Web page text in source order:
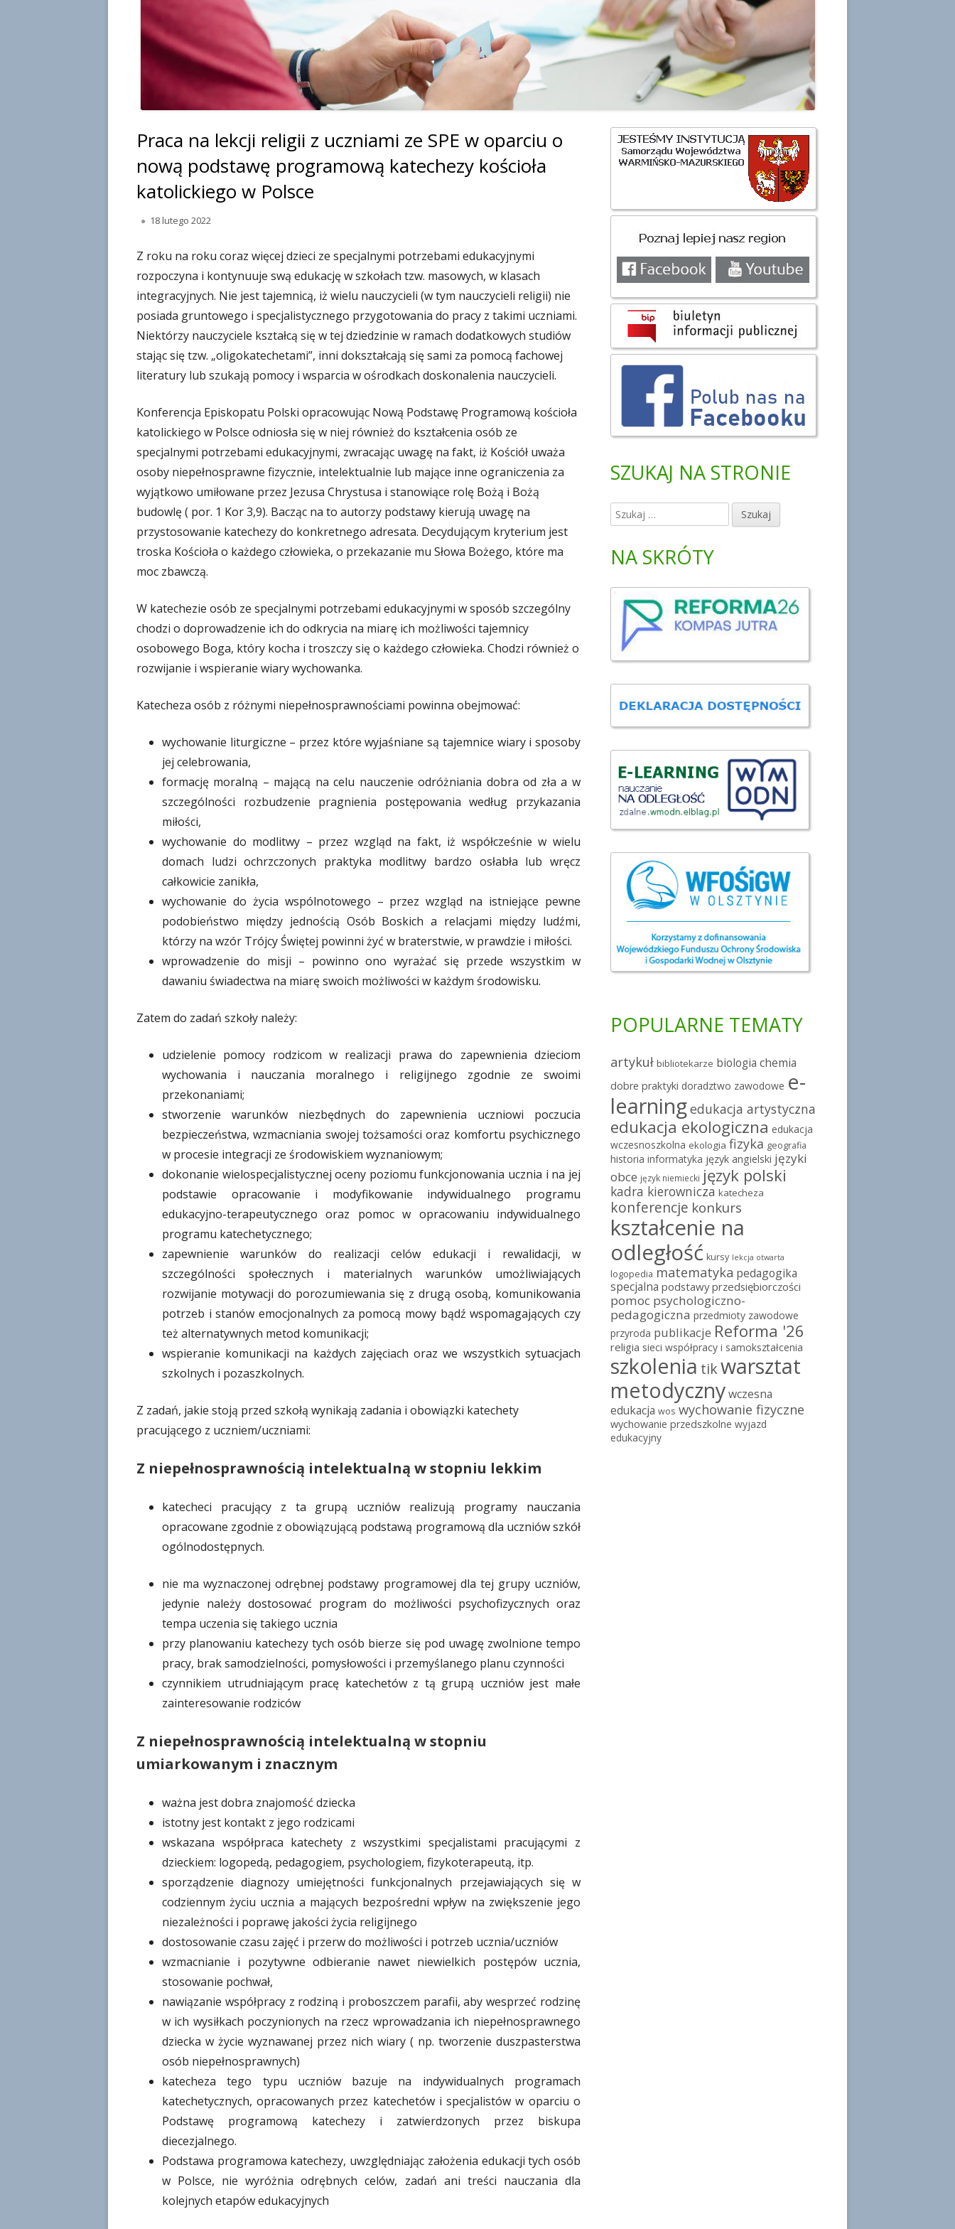
OCHRONA DANYCH OSOBOWYCH
Praca na lekcji religii z uczniami ze SPE w oparciu o
nową podstawę programową katechezy kościoła
katolickiego w Polsce
O
u
i
k
o
w
a
n
18 lutego 2022
Z roku na roku coraz więcej dzieci ze specjalnymi potrzebami edukacyjnymi
rozpoczyna i kontynuuje swą edukację w szkołach tzw. masowych, w klasach
integracyjnych. Nie jest tajemnicą, iż wielu nauczycieli (w tym nauczycieli religii) nie
posiada gruntowego i specjalistycznego przygotowania do pracy z takimi uczniami.
Niektórzy nauczyciele kształcą się w tej dziedzinie w ramach dodatkowych studiów
stając się tzw. „oligokatechetami”, inni dokształcają się sami za pomocą fachowej
literatury lub szukają pomocy i wsparcia w ośrodkach doskonalenia nauczycieli.
Konferencja Episkopatu Polski opracowując Nową Podstawę Programową kościoła
katolickiego w Polsce odniosła się w niej również do kształcenia osób ze
specjalnymi potrzebami edukacyjnymi, zwracając uwagę na fakt, iż Kościół uważa
osoby niepełnosprawne fizycznie, intelektualnie lub mające inne ograniczenia za
wyjątkowo umiłowane przez Jezusa Chrystusa i stanowiące rolę Bożą i Bożą
budowlę ( por. 1 Kor 3,9). Bacząc na to autorzy podstawy kierują uwagę na
przystosowanie katechezy do konkretnego adresata. Decydującym kryterium jest
troska Kościoła o każdego człowieka, o przekazanie mu Słowa Bożego, które ma
moc zbawczą.
W katechezie osób ze specjalnymi potrzebami edukacyjnymi w sposób szczególny
chodzi o doprowadzenie ich do odkrycia na miarę ich możliwości tajemnicy
osobowego Boga, który kocha i troszczy się o każdego człowieka. Chodzi również o
rozwijanie i wspieranie wiary wychowanka.
Katecheza osób z różnymi niepełnosprawnościami powinna obejmować:
wychowanie liturgiczne – przez które wyjaśniane są tajemnice wiary i sposoby
jej celebrowania,
formację moralną – mającą na celu nauczenie odróżniania dobra od zła a w
szczególności rozbudzenie pragnienia postępowania według przykazania
miłości,
wychowanie do modlitwy – przez wzgląd na fakt, iż współcześnie w wielu
domach ludzi ochrzczonych praktyka modlitwy bardzo osłabła lub wręcz
całkowicie zanikła,
wychowanie do życia wspólnotowego – przez wzgląd na istniejące pewne
podobieństwo między jednością Osób Boskich a relacjami między ludźmi,
którzy na wzór Trójcy Świętej powinni żyć w braterstwie, w prawdzie i miłości.
wprowadzenie do misji – powinno ono wyrażać się przede wszystkim w
dawaniu świadectwa na miarę swoich możliwości w każdym środowisku.
Zatem do zadań szkoły należy:
udzielenie pomocy rodzicom w realizacji prawa do zapewnienia dzieciom
wychowania i nauczania moralnego i religijnego zgodnie ze swoimi
przekonaniami;
stworzenie warunków niezbędnych do zapewnienia uczniowi poczucia
bezpieczeństwa, wzmacniania swojej tożsamości oraz komfortu psychicznego
w procesie integracji ze środowiskiem wyznaniowym;
dokonanie wielospecjalistycznej oceny poziomu funkcjonowania ucznia i na jej
podstawie opracowanie i modyfikowanie indywidualnego programu
edukacyjno-terapeutycznego oraz pomoc w opracowaniu indywidualnego
programu katechetycznego;
zapewnienie warunków do realizacji celów edukacji i rewalidacji, w
szczególności społecznych i materialnych warunków umożliwiających
rozwijanie motywacji do porozumiewania się z drugą osobą, komunikowania
potrzeb i stanów emocjonalnych za pomocą mowy bądź wspomagających czy
też alternatywnych metod komunikacji;
wspieranie komunikacji na każdych zajęciach oraz we wszystkich sytuacjach
szkolnych i pozaszkolnych.
Z zadań, jakie stoją przed szkołą wynikają zadania i obowiązki katechety
pracującego z uczniem/uczniami:
Z niepełnosprawnością intelektualną w stopniu lekkim
katecheci pracujący z ta grupą uczniów realizują programy nauczania
opracowane zgodnie z obowiązującą podstawą programową dla uczniów szkół
ogólnodostępnych.
nie ma wyznaczonej odrębnej podstawy programowej dla tej grupy uczniów,
jedynie należy dostosować program do możliwości psychofizycznych oraz
tempa uczenia się takiego ucznia
przy planowaniu katechezy tych osób bierze się pod uwagę zwolnione tempo
pracy, brak samodzielności, pomysłowości i przemyślanego planu czynności
czynnikiem utrudniającym pracę katechetów z tą grupą uczniów jest małe
zainteresowanie rodziców
Z niepełnosprawnością intelektualną w stopniu
umiarkowanym i znacznym
ważna jest dobra znajomość dziecka
istotny jest kontakt z jego rodzicami
wskazana współpraca katechety z wszystkimi specjalistami pracującymi z
dzieckiem: logopedą, pedagogiem, psychologiem, fizykoterapeutą, itp.
sporządzenie diagnozy umiejętności funkcjonalnych przejawiających się w
codziennym życiu ucznia a mających bezpośredni wpływ na zwiększenie jego
niezależności i poprawę jakości życia religijnego
dostosowanie czasu zajęć i przerw do możliwości i potrzeb ucznia/uczniów
wzmacnianie i pozytywne odbieranie nawet niewielkich postępów ucznia,
stosowanie pochwał,
nawiązanie współpracy z rodziną i proboszczem parafii, aby wesprzeć rodzinę
w ich wysiłkach poczynionych na rzecz wprowadzania ich niepełnosprawnego
dziecka w życie wyznawanej przez nich wiary ( np. tworzenie duszpasterstwa
osób niepełnosprawnych)
katecheza tego typu uczniów bazuje na indywidualnych programach
katechetycznych, opracowanych przez katechetów i specjalistów w oparciu o
Podstawę programową katechezy i zatwierdzonych przez biskupa
diecezjalnego.
Podstawa programowa katechezy, uwzględniając założenia edukacji tych osób
w Polsce, nie wyróżnia odrębnych celów, zadań ani treści nauczania dla
kolejnych etapów edukacyjnych
Główny
panel
boczny
SZUKAJ NA STRONIE
z
kNA SKRÓTY
POPULARNE TEMATY
artykuł bibliotekarze biologia chemia
dobre praktyki doradztwo zawodowe e-
learningedukacja artystyczna
edukacja ekologiczna edukacja
wczesnoszkolna ekologia fizyka geografia
historia informatyka język angielski języki
obce język niemiecki język polski
kadra kierownicza katecheza
konferencje konkurs
kształcenie na
odległość kursy lekcja otwarta
logopedia matematyka pedagogika
specjalna podstawy przedsiębiorczości
pomoc psychologiczno-
pedagogiczna przedmioty zawodowe
przyroda publikacje Reforma '26
religia sieci współpracy i samokształcenia
szkolenia tikwarsztat
metodycznywczesna
edukacja wos wychowanie fizyczne
wychowanie przedszkolne wyjazd
edukacyjny